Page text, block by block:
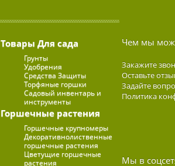
Товары Для сада
Грунты
Удобрения
Средства Защиты
Торфяные горшки
Садовый инвентарь и
инструменты
Горшечные растения
Горшечные крупномеры
Декоративнолиственные
горшечные растения
Цветущие горшечные
растения
Чем мы
Закажите
Оставьте
Задайте
Политика
Мы в